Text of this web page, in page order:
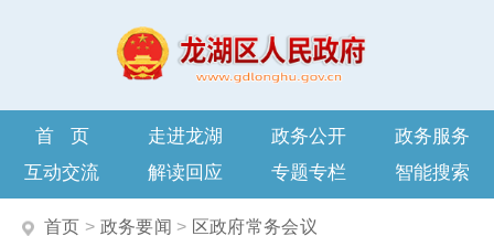
首页 走进龙湖 政务公开
政务服务
互动交流
解读回应 专题专栏 智能搜索
首页 > 政务要闻 > 区政府常务会议